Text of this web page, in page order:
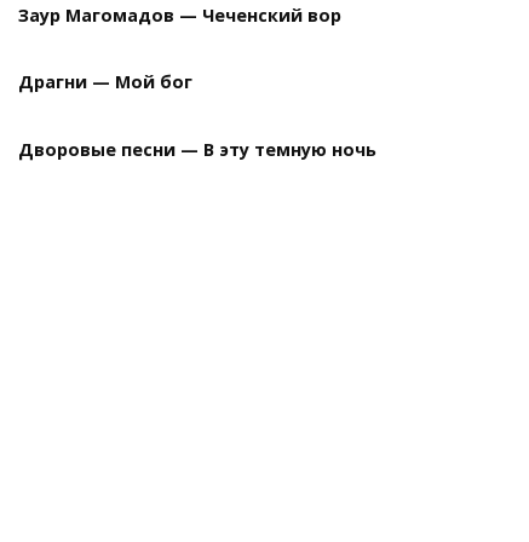
Заур Магомадов — Чеченский вор
Драгни — Мой бог
Дворовые песни — В эту темную ночь